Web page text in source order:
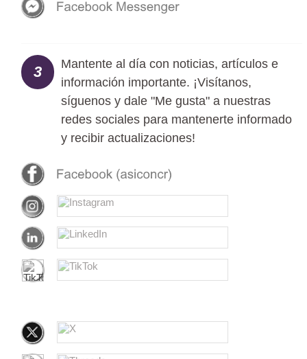
3
Mantente al día con noticias, artículos e
información importante. ¡Visítanos,
síguenos y dale "Me gusta" a nuestras
redes sociales para mantenerte informado
y recibir actualizaciones!